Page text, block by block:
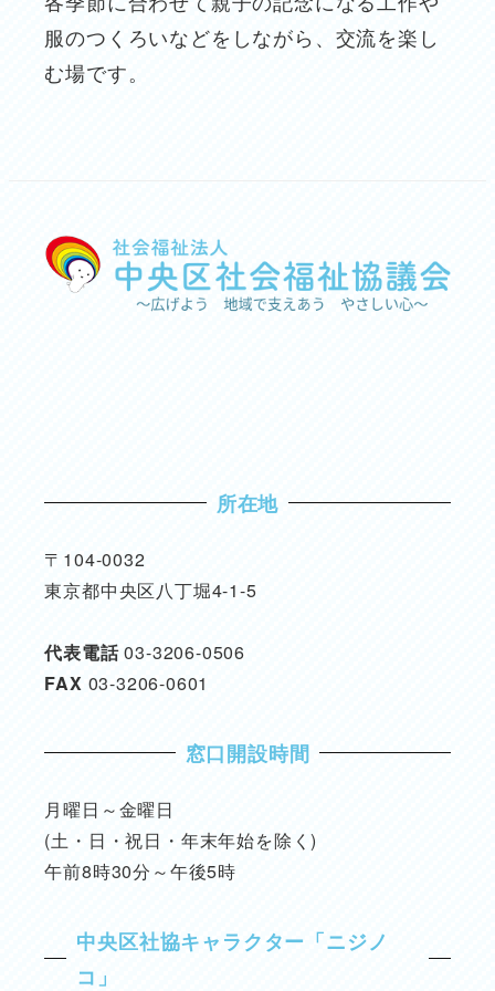
服のつくろいなどをしながら、交流を楽し
む場です。
所在地
〒104-0032
東京都中央区八丁堀4-1-5
代表電話03-3206-0506
FAX 03-3206-0601
窓口開設時間
月曜日～金曜日
(土・日・祝日・年末年始を除く)
午前8時30分～午後5時
中央区社協キャラクター「ニジノ
コ」